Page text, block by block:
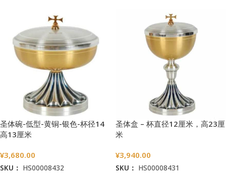
圣体碗-低型-黄铜-银色-杯径14
高13厘米
¥3,680.00
SKU： HS00008432
圣体盒 – 杯直径12厘米，高23厘
米
¥3,940.00
SKU： HS00008431